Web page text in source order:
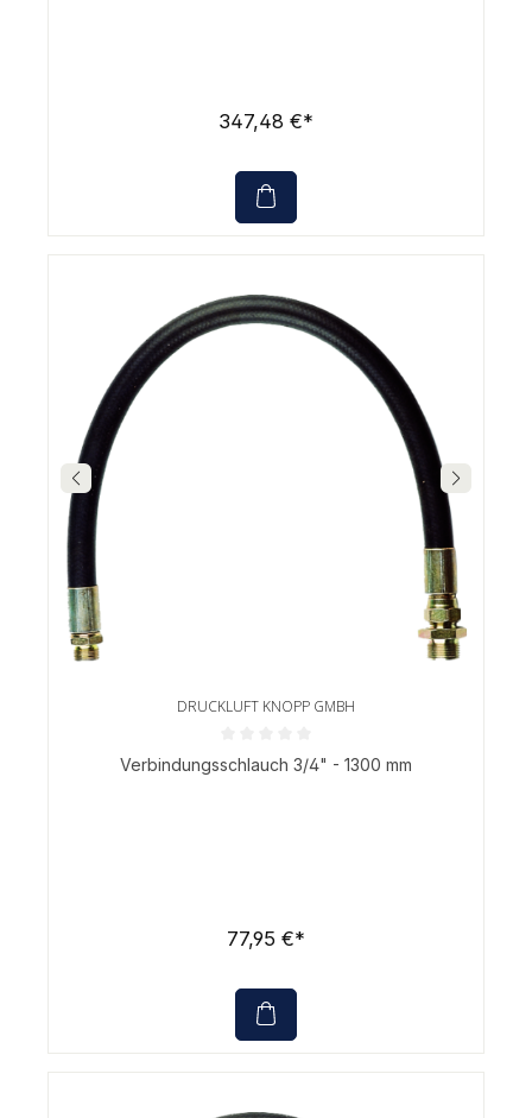
347,48 €*
DRUCKLUFT KNOPP GMBH
Durchschnittliche Bewertung von 0 von 5 Sternen
Verbindungsschlauch 3/4" - 1300 mm
77,95 €*